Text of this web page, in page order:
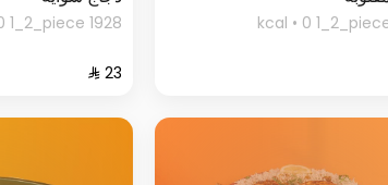
1928 kcal • 0 1_2_piece